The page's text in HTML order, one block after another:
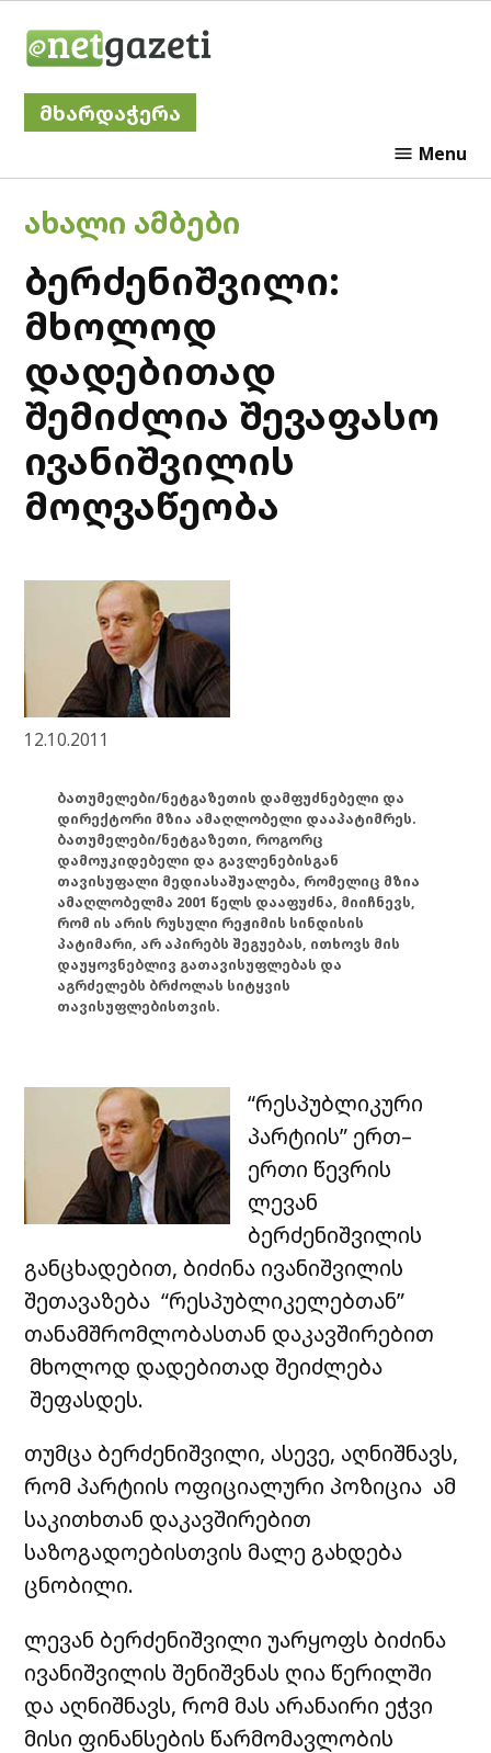
მხარდაჭერა
Menu
POSTED
IN
ᲐᲮᲐᲚᲘ ᲐᲛᲑᲔᲑᲘ
ბერძენიშვილი:
მხოლოდ
დადებითად
შემიძლია შევაფასო
ივანიშვილის
მოღვაწეობა
12.10.2011
ბათუმელები/ნეტგაზეთის დამფუძნებელი და
დირექტორი მზია ამაღლობელი დააპატიმრეს.
ბათუმელები/ნეტგაზეთი, როგორც
დამოუკიდებელი და გავლენებისგან
თავისუფალი მედიასაშუალება, რომელიც მზია
ამაღლობელმა 2001 წელს დააფუძნა, მიიჩნევს,
რომ ის არის რუსული რეჟიმის სინდისის
პატიმარი, არ აპირებს შეგუებას, ითხოვს მის
დაუყოვნებლივ გათავისუფლებას და
აგრძელებს ბრძოლას სიტყვის
თავისუფლებისთვის.
“რესპუბლიკური
პარტიის” ერთ–
ერთი წევრის
ლევან
ბერძენიშვილის
განცხადებით, ბიძინა ივანიშვილის
შეთავაზება “რესპუბლიკელებთან”
თანამშრომლობასთან დაკავშირებით
მხოლოდ დადებითად შეიძლება
შეფასდეს.
თუმცა ბერძენიშვილი, ასევე, აღნიშნავს,
რომ პარტიის ოფიციალური პოზიცია ამ
საკითხთან დაკავშირებით
საზოგადოებისთვის მალე გახდება
ცნობილი.
ლევან ბერძენიშვილი უარყოფს ბიძინა
ივანიშვილის შენიშვნას ღია წერილში
და აღნიშნავს, რომ მას არანაირი ეჭვი
მისი ფინანსების წარმომავლობის